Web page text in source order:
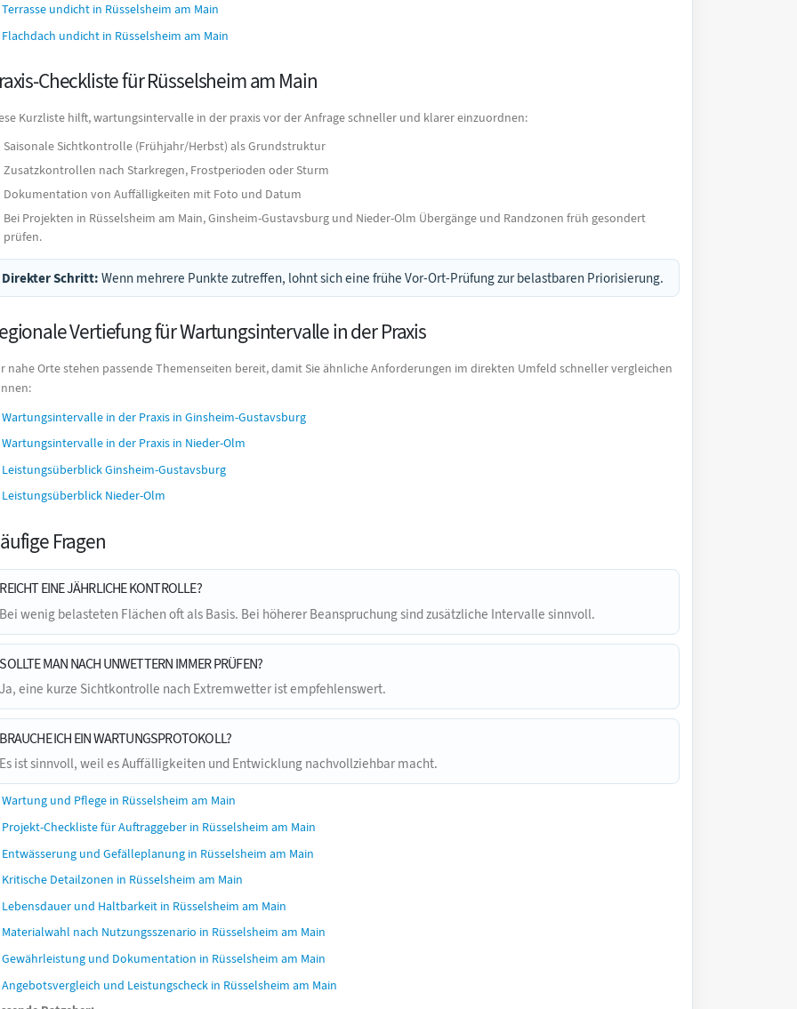
Terrasse undicht in Rüsselsheim am Main
Flachdach undicht in Rüsselsheim am Main
Checkliste für Rüsselsheim am Main
Kurzliste hilft, wartungsintervalle in der praxis vor der Anfrage schneller und klarer einzuordnen:
Saisonale Sichtkontrolle (Frühjahr/Herbst) als Grundstruktur
Zusatzkontrollen nach Starkregen, Frostperioden oder Sturm
Dokumentation von Auffälligkeiten mit Foto und Datum
Bei Projekten in Rüsselsheim am Main, Ginsheim-Gustavsburg und Nieder-Olm Übergänge und Randzonen früh gesondert
prüfen.
Direkter Schritt: Wenn mehrere Punkte zutreffen, lohnt sich eine frühe Vor-Ort-Prüfung zur belastbaren Priorisierung.
Vertiefung für Wartungsintervalle in der Praxis
nahe Orte stehen passende Themenseiten bereit, damit Sie ähnliche Anforderungen im direkten Umfeld schneller vergleichen
Wartungsintervalle in der Praxis in Ginsheim-Gustavsburg
Wartungsintervalle in der Praxis in Nieder-Olm
Leistungsüberblick Ginsheim-Gustavsburg
Leistungsüberblick Nieder-Olm
Fragen
REICHT EINE JÄHRLICHE KONTROLLE?
Bei wenig belasteten Flächen oft als Basis. Bei höherer Beanspruchung sind zusätzliche Intervalle sinnvoll.
SOLLTE MAN NACH UNWETTERN IMMER PRÜFEN?
Ja, eine kurze Sichtkontrolle nach Extremwetter ist empfehlenswert.
BRAUCHE ICH EIN WARTUNGSPROTOKOLL?
Es ist sinnvoll, weil es Auffälligkeiten und Entwicklung nachvollziehbar macht.
Wartung und Pflege in Rüsselsheim am Main
Projekt-Checkliste für Auftraggeber in Rüsselsheim am Main
Entwässerung und Gefälleplanung in Rüsselsheim am Main
Kritische Detailzonen in Rüsselsheim am Main
Lebensdauer und Haltbarkeit in Rüsselsheim am Main
Materialwahl nach Nutzungsszenario in Rüsselsheim am Main
Gewährleistung und Dokumentation in Rüsselsheim am Main
Angebotsvergleich und Leistungscheck in Rüsselsheim am Main